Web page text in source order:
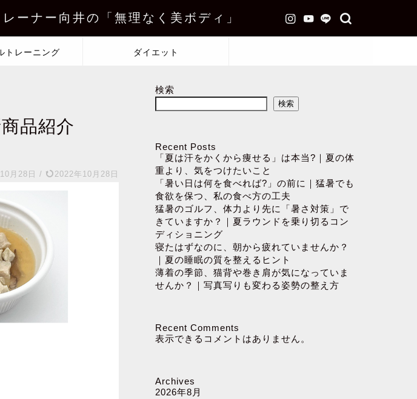
ーナー向井の「無理なく美ボディ」
トレーニング ダイエット
品紹介
月28日 / 2022年10月28日
検索
検索
Recent Posts
「夏は汗をかくから痩せる」は本当?｜夏の体
重より、気をつけたいこと
「暑い日は何を食べれば?」の前に｜猛暑でも
食欲を保つ、私の食べ方の工夫
猛暑のゴルフ、体力より先に「暑さ対策」で
きていますか？｜夏ラウンドを乗り切るコン
ディショニング
寝たはずなのに、朝から疲れていませんか？
｜夏の睡眠の質を整えるヒント
薄着の季節、猫背や巻き肩が気になっていま
せんか？｜写真写りも変わる姿勢の整え方
Recent Comments
表示できるコメントはありません。
Archives
2026年8月